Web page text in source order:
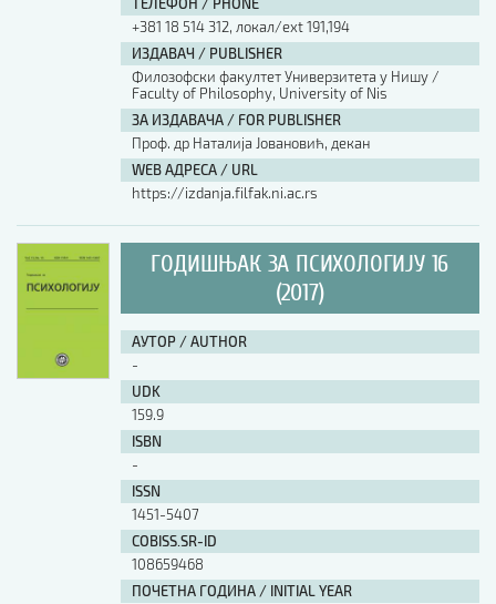
+381 18 514 312, локал/ext 191,194
ИЗДАВАЧ / PUBLISHER
Филозофски факултет Универзитета у Нишу /
Faculty of Philosophy, University of Nis
ЗА ИЗДАВАЧА / FOR PUBLISHER
Проф. др Наталија Јовановић, декан
WEB АДРЕСА / URL
https://izdanja.filfak.ni.ac.rs
ГОДИШЊАК ЗА ПСИХОЛОГИЈУ 16
(2017)
АУТОР / AUTHOR
-
UDK
159.9
ISBN
-
ISSN
1451-5407
COBISS.SR-ID
108659468
ПОЧЕТНА ГОДИНА / INITIAL YEAR